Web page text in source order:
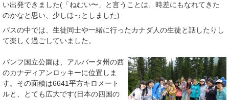
い出発できました(「ねむい〜」と言うことは、時差にもなれてきた
のかなと思い、少しほっとしました)
バスの中では、生徒同士や一緒に行ったカナダ人の生徒と話したりし
て楽しく過ごしていました。
バンフ国立公園は、アルバータ州の西
のカナディアンロッキーに位置しま
す。その面積は6641平方キロメート
ルと、とても広大です(日本の四国の